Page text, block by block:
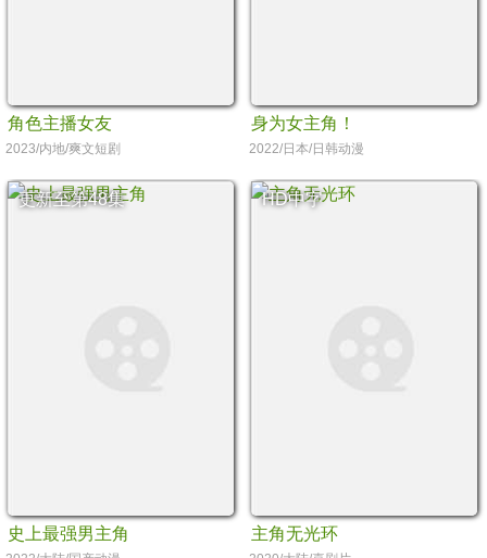
角色主播女友
2023/内地/爽文短剧
身为女主角！
2022/日本/日韩动漫
更新至第48集
史上最强男主角
HD中字
主角无光环